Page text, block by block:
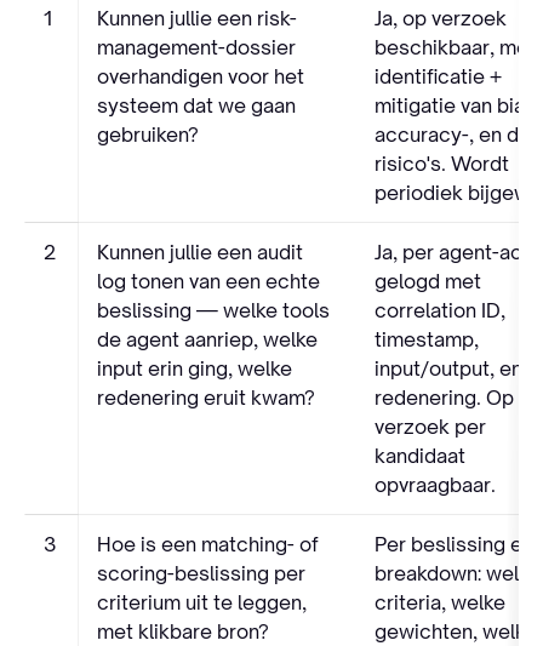
1
Kunnen jullie een risk-
management-dossier
overhandigen voor het
systeem dat we gaan
gebruiken?
Ja, op verzoek
beschikbaar, met
identificatie +
mitigatie van
accuracy-, en
risico's. Wordt
periodiek
2
Kunnen jullie een audit
log tonen van een echte
beslissing — welke tools
de agent aanriep, welke
input erin ging, welke
redenering eruit kwam?
Ja, per agent-
gelogd met
correlation ID,
timestamp,
input/output, en
redenering. Op
verzoek per
kandidaat
opvraagbaar.
3
Hoe is een matching- of
scoring-beslissing per
criterium uit te leggen,
met klikbare bron?
Per beslissing
breakdown: welke
criteria, welke
gewichten, welke